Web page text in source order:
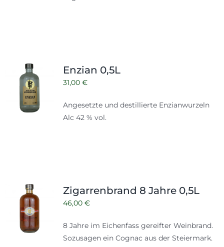
Enzian 0,5L
31,00 €
Angesetzte und destillierte Enzianwurzeln
Alc 42 % vol.
Zigarrenbrand 8 Jahre 0,5L
46,00 €
8 Jahre im Eichenfass gereifter Weinbrand.
Sozusagen ein Cognac aus der Steiermark.